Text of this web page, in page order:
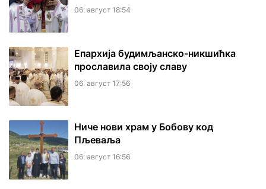
06. август 18:54
Епархија будимљанско-никшићка
прославила своју славу
06. август 17:56
Ниче нови храм у Бобову код
Пљеваља
06. август 16:56